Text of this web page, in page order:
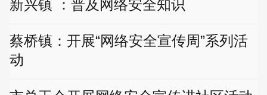
新兴镇 ：普及网络安全知识
蔡桥镇：开展“网络安全宣传周”系列活
动